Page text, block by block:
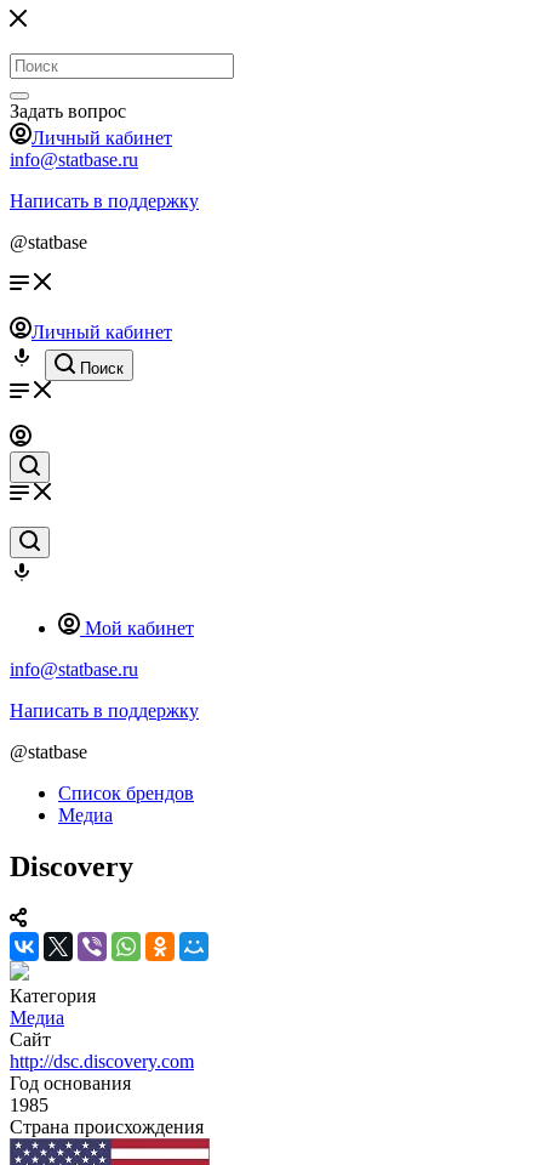
Задать вопрос
Личный кабинет
info@statbase.ru
Написать в поддержку
@statbase
Личный кабинет
Поиск
Мой кабинет
info@statbase.ru
Написать в поддержку
@statbase
Список брендов
Медиа
Discovery
Категория
Медиа
Сайт
http://dsc.discovery.com
Год основания
1985
Страна происхождения